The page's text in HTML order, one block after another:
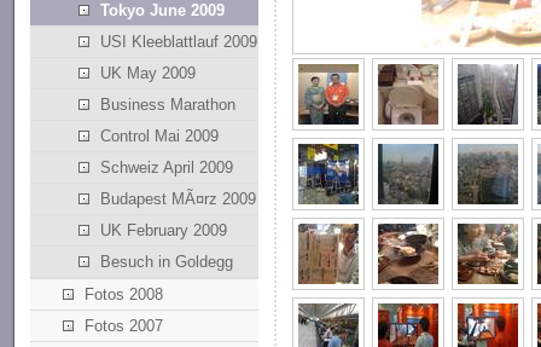
Tokyo June 2009
USI Kleeblattlauf 2009
UK May 2009
Business Marathon
Control Mai 2009
Schweiz April 2009
Budapest MÃ¤rz 2009
UK February 2009
Besuch in Goldegg
Fotos 2008
Fotos 2007